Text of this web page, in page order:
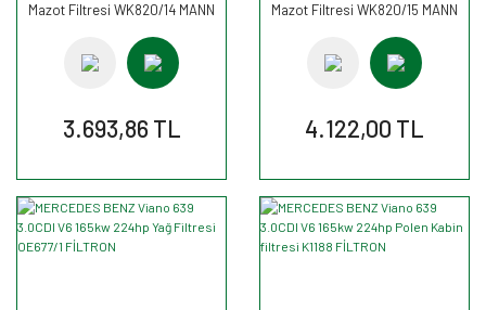
Mazot Filtresi WK820/14 MANN
3.693,86 TL
Mazot Filtresi WK820/15 MANN
4.122,00 TL